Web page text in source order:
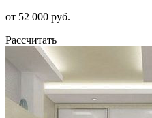
от 52 000 руб.
Рассчитать